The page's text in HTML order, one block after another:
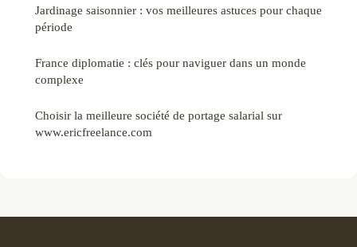
Jardinage saisonnier : vos meilleures astuces pour chaque
période
France diplomatie : clés pour naviguer dans un monde
complexe
Choisir la meilleure société de portage salarial sur
www.ericfreelance.com